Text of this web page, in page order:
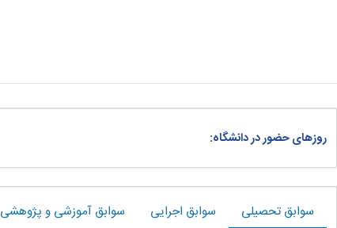
روزهای حضور در دانشگاه:
سوابق تحصیلی سوابق اجرایی
سوابق آموزشی و پژوهشی